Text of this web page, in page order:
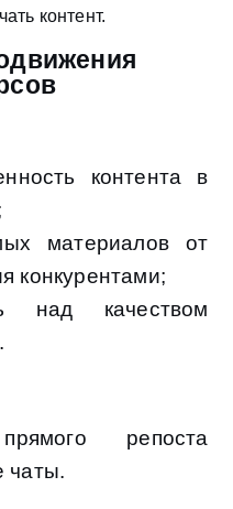
контент.
контента в
материалов от
конкурентами;
над качеством
репоста
чаты.